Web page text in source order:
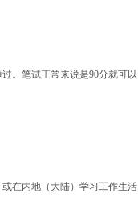
。笔试正常来说是90分就可以
在内地（大陆）学习工作生活